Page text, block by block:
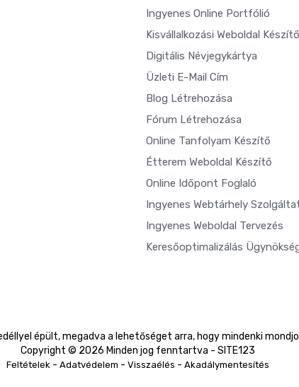
Ingyenes Online Portfólió
Kisvállalkozási Weboldal Készítő
Digitális Névjegykártya
Üzleti E-Mail Cím
Blog Létrehozása
Fórum Létrehozása
Online Tanfolyam Készítő
Étterem Weboldal Készítő
Online Időpont Foglaló
Ingyenes Webtárhely
Ingyenes Weboldal Tervezés
Keresőoptimalizálás
épült, megadva a lehetőséget arra, hogy mindenki
Copyright © 2026 Minden jog fenntartva - SITE123
Feltételek- Adatvédelem - Visszaélés - Akadálymentesítés